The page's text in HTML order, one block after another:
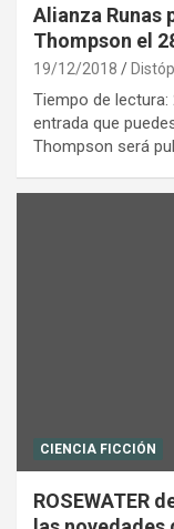
Alianza Runas
Thompson el
19/12/2018
Tiempo de
entrada que
Thompson será
CIENCIA FICCIÓN
ROSEWATER